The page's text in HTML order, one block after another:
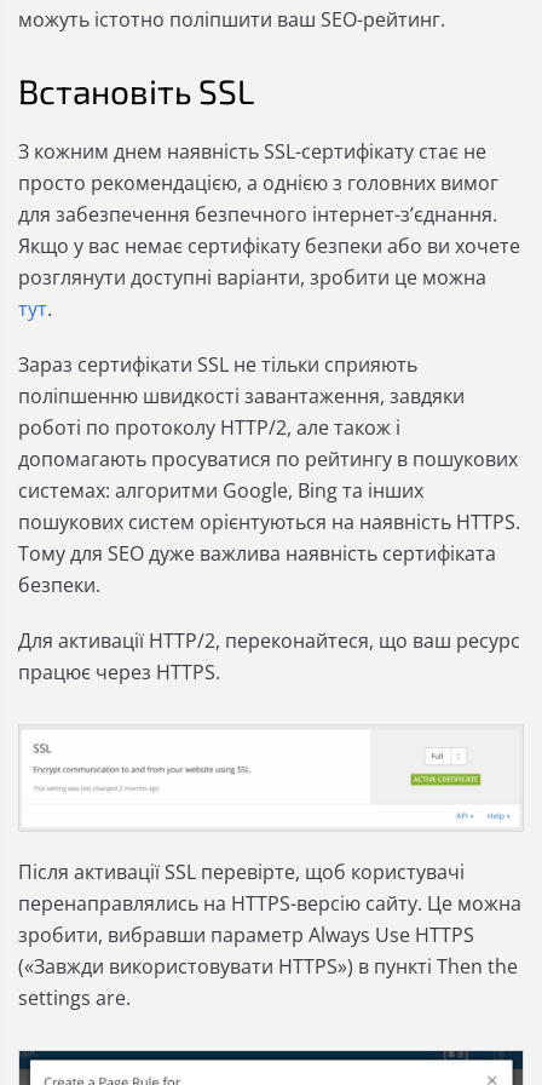
можуть істотно поліпшити ваш SEO-рейтинг.
Встановіть SSL
З кожним днем ​​наявність SSL-сертифікату стає не
просто рекомендацією, а однією з головних вимог
для забезпечення безпечного інтернет-з’єднання.
Якщо у вас немає сертифікату безпеки або ви хочете
розглянути доступні варіанти, зробити це можна
тут.
Зараз сертифікати SSL не тільки сприяють
поліпшенню швидкості завантаження, завдяки
роботі по протоколу HTTP/2, але також і
допомагають просуватися по рейтингу в пошукових
системах: алгоритми Google, Bing та інших
пошукових систем орієнтуються на наявність HTTPS.
Тому для SEO дуже важлива наявність сертифіката
безпеки.
Для активації HTTP/2, переконайтеся, що ваш ресурс
працює через HTTPS.
Після активації SSL перевірте, щоб користувачі
перенаправлялись на HTTPS-версію сайту. Це можна
зробити, вибравши параметр Always Use HTTPS
(«Завжди використовувати HTTPS») в пункті Then the
settings are.